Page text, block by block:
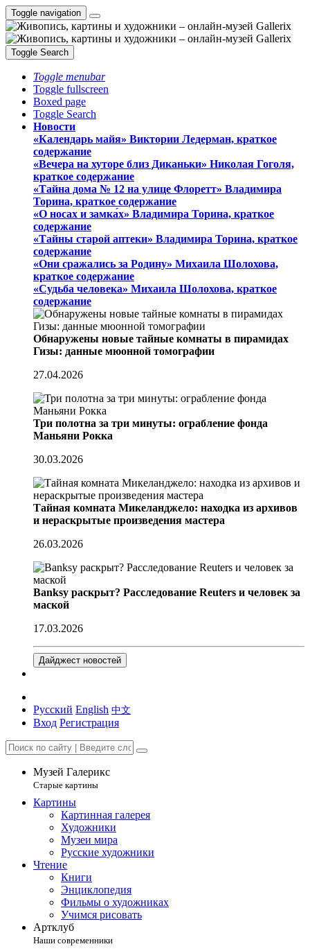
Toggle navigation
Toggle Search
Toggle menubar
Toggle fullscreen
Boxed page
Toggle Search
Новости
«Календарь майя» Виктории Ледерман, краткое
содержание
«Вечера на хуторе близ Диканьки» Николая Гоголя,
краткое содержание
«Тайна дома № 12 на улице Флоретт» Владимира
Торина, краткое содержание
«О носах и замка́х» Владимира Торина, краткое
содержание
«Тайны старой аптеки» Владимира Торина, краткое
содержание
«Они сражались за Родину» Михаила Шолохова,
краткое содержание
«Судьба человека» Михаила Шолохова, краткое
содержание
Обнаружены новые тайные комнаты в пирамидах
Гизы: данные мюонной томографии
27.04.2026
Три полотна за три минуты: ограбление фонда
Маньяни Рокка
30.03.2026
Тайная комната Микеланджело: находка из архивов
и нераскрытые произведения мастера
26.03.2026
Banksy раскрыт? Расследование Reuters и человек за
маской
17.03.2026
Дайджест новостей
Русский English 中文
Вход Регистрация
Музей Галерикс
Старые картины
Картины
Картинная галерея
Художники
Музеи мира
Русские художники
Чтение
Книги
Энциклопедия
Фильмы о художниках
Учимся рисовать
Артклуб
Наши современники